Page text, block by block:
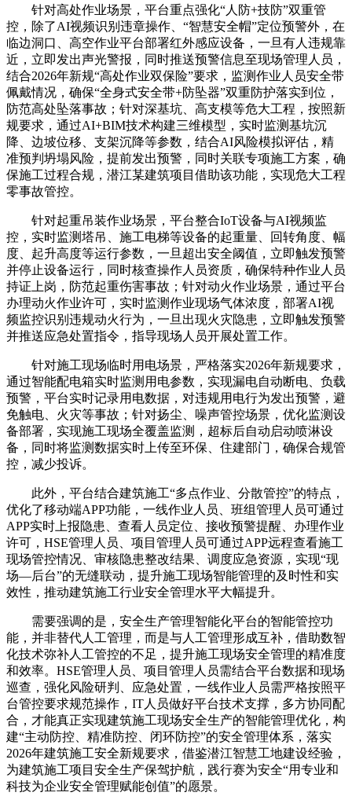
针对高处作业场景，平台重点强化“人防+技防”双重管
控，除了AI视频识别违章操作、“智慧安全帽”定位预警外，在
临边洞口、高空作业平台部署红外感应设备，一旦有人违规靠
近，立即发出声光警报，同时推送预警信息至现场管理人员，
结合2026年新规“高处作业双保险”要求，监测作业人员安全带
佩戴情况，确保“全身式安全带+防坠器”双重防护落实到位，
防范高处坠落事故；针对深基坑、高支模等危大工程，按照新
规要求，通过AI+BIM技术构建三维模型，实时监测基坑沉
降、边坡位移、支架沉降等参数，结合AI风险模拟评估，精
准预判坍塌风险，提前发出预警，同时关联专项施工方案，确
保施工过程合规，潜江某建筑项目借助该功能，实现危大工程
零事故管控。
针对起重吊装作业场景，平台整合IoT设备与AI视频监
控，实时监测塔吊、施工电梯等设备的起重量、回转角度、幅
度、起升高度等运行参数，一旦超出安全阈值，立即触发预警
并停止设备运行，同时核查操作人员资质，确保特种作业人员
持证上岗，防范起重伤害事故；针对动火作业场景，通过平台
办理动火作业许可，实时监测作业现场气体浓度，部署AI视
频监控识别违规动火行为，一旦出现火灾隐患，立即触发预警
并推送应急处置指令，指导现场人员开展处置工作。
针对施工现场临时用电场景，严格落实2026年新规要求，
通过智能配电箱实时监测用电参数，实现漏电自动断电、负载
预警，平台实时记录用电数据，对违规用电行为发出预警，避
免触电、火灾等事故；针对扬尘、噪声管控场景，优化监测设
备部署，实现施工现场全覆盖监测，超标后自动启动喷淋设
备，同时将监测数据实时上传至环保、住建部门，确保合规管
控，减少投诉。
此外，平台结合建筑施工“多点作业、分散管控”的特点，
优化了移动端APP功能，一线作业人员、班组管理人员可通过
APP实时上报隐患、查看人员定位、接收预警提醒、办理作业
许可，HSE管理人员、项目管理人员可通过APP远程查看施工
现场管控情况、审核隐患整改结果、调度应急资源，实现“现
场—后台”的无缝联动，提升施工现场智能管理的及时性和实
效性，推动建筑施工行业安全管理水平大幅提升。
需要强调的是，安全生产管理智能化平台的智能管控功
能，并非替代人工管理，而是与人工管理形成互补，借助数智
化技术弥补人工管控的不足，提升施工现场安全管理的精准度
和效率。HSE管理人员、项目管理人员需结合平台数据和现场
巡查，强化风险研判、应急处置，一线作业人员需严格按照平
台管控要求规范操作，IT人员做好平台技术支撑，多方协同配
合，才能真正实现建筑施工现场安全生产的智能管理优化，构
建“主动防控、精准防控、闭环防控”的安全管理体系，落实
2026年建筑施工安全新规要求，借鉴潜江智慧工地建设经验，
为建筑施工项目安全生产保驾护航，践行赛为安全“用专业和
科技为企业安全管理赋能创值”的愿景。